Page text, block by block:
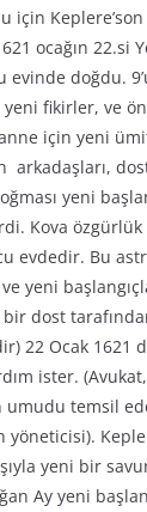
için
ocağın 22.si
evinde doğdu.
yeni fikirler, ve
için yeni
arkadaşları,
yeni
Kova
evdedir. Bu
yeni
dost
22 Ocak 1621
ister.
umudu temsil
yöneticisi).
yeni bir
Ay yeni